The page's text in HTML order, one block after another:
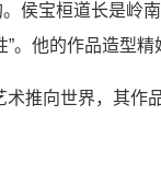
侯宝桓道长是岭
”。他的作品造型
推向世界，其作